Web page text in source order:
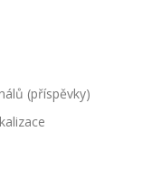
(příspěvky)